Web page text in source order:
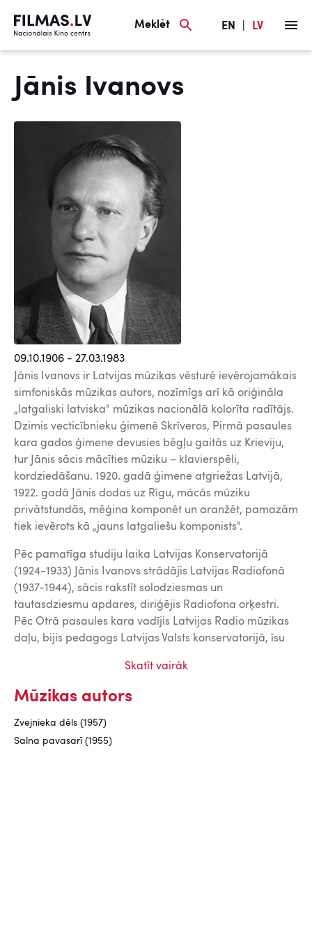
Meklēt EN LV
Jānis Ivanovs
09.10.1906 - 27.03.1983
Jānis Ivanovs ir Latvijas mūzikas vēsturē ievērojamākais
simfoniskās mūzikas autors, nozīmīgs arī kā oriģināla
„latgaliski latviska" mūzikas nacionālā kolorīta radītājs.
Dzimis vecticībnieku ģimenē Skrīveros, Pirmā pasaules
kara gados ģimene devusies bēgļu gaitās uz Krieviju,
tur Jānis sācis mācīties mūziku – klavierspēli,
kordziedāšanu. 1920. gadā ģimene atgriežas Latvijā,
1922. gadā Jānis dodas uz Rīgu, mācās mūziku
privātstundās, mēģina komponēt un aranžēt, pamazām
tiek ievērots kā „jauns latgaliešu komponists".
Pēc pamatīga studiju laika Latvijas Konservatorijā
(1924-1933) Jānis Ivanovs strādājis Latvijas Radiofonā
(1937-1944), sācis rakstīt solodziesmas un
tautasdziesmu apdares, diriģējis Radiofona orķestri.
Pēc Otrā pasaules kara vadījis Latvijas Radio mūzikas
daļu, bijis pedagogs Latvijas Valsts konservatorijā, īsu
intensīvi un radoši strādājis, komponējot dažādu formu
skaņdarbus.
Režisoru Leonīda Leimaņa un Pāvela Armanda
Skatīt vairāk
Mūzikas autors
Zvejnieka dēls (1957)
Salna pavasarī (1955)